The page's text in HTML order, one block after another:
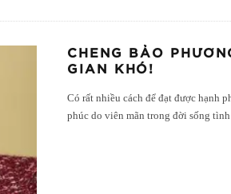
CHENG BẢO
GIAN KHÓ!
Có rất nhiều cách để đạt được hạnh
phúc do viên mãn trong đời sống